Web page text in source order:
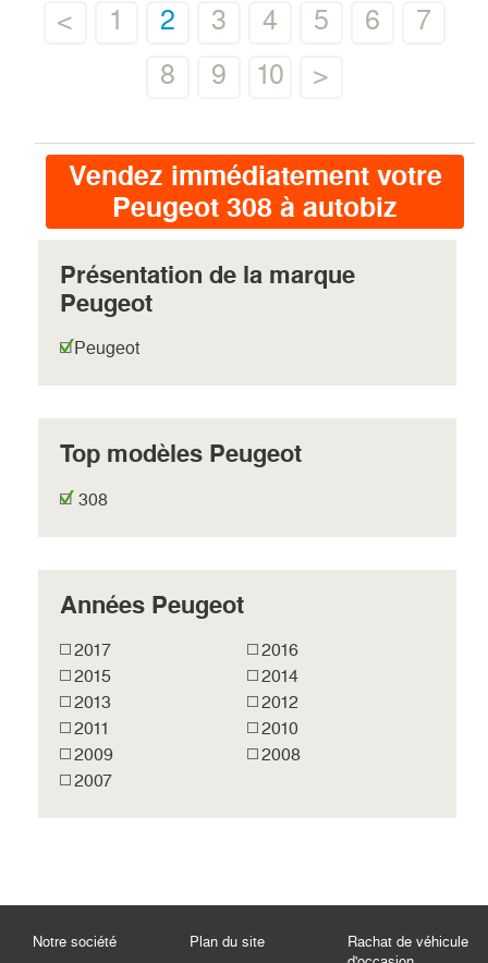
< 1 2 3 4 5 6
7
8
9 10 >
Vendez immédiatement votre
Peugeot 308 à autobiz
Présentation de la marque
Peugeot
Peugeot
Top modèles Peugeot
308
Années Peugeot
2017
2016
2015
2014
2013
2012
2011
2010
2009
2008
2007
Notre société
Plan du site
Rachat de véhicule